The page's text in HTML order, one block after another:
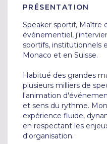
PRÉSENTATION
Speaker sportif, Maître
événementiel,
sportifs, institutionnels
Monaco et en Suisse.
Habitué des grandes
plusieurs milliers de
l'animation
et sens du rythme.
expérience fluide,
en respectant les
d'organisation.